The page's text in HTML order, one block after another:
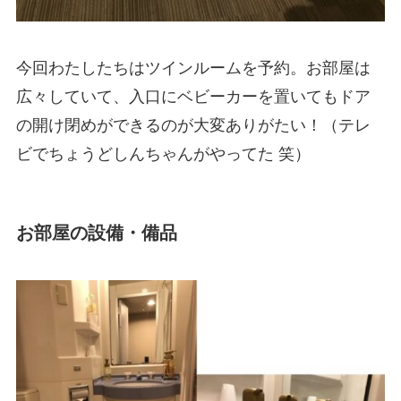
今回わたしたちはツインルームを予約。お部屋は
広々していて、入口にベビーカーを置いてもドア
の開け閉めができるのが大変ありがたい！（テレ
ビでちょうどしんちゃんがやってた 笑）
お部屋の設備・備品